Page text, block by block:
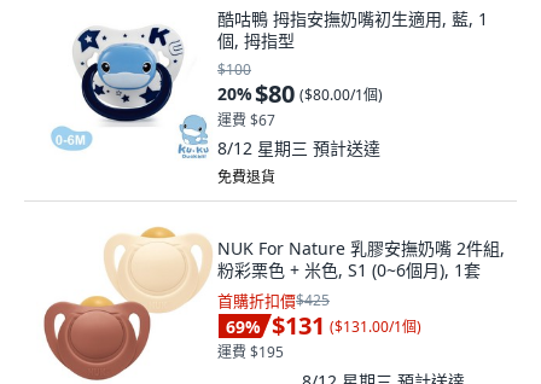
酷咕鴨 拇指安撫奶嘴初生適用, 藍, 1
個, 拇指型
$100
20%$80 ($80.00/1個)
運費 $67
8/12 星期三 預計送達
免費退貨
NUK For Nature 乳膠安撫奶嘴 2件組,
粉彩栗色 + 米色, S1 (0~6個月), 1套
首購折扣價$425
69% $131 ($131.00/1個)
運費 $195